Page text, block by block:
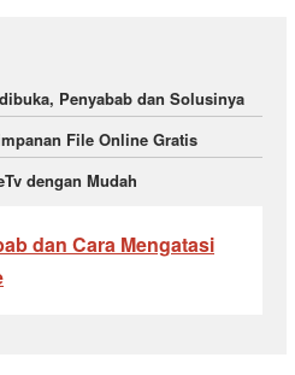
Penyabab dan Solusinya
File Online Gratis
dengan Mudah
dan Cara Mengatasi